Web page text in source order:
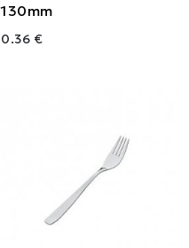
130mm
0.36 €